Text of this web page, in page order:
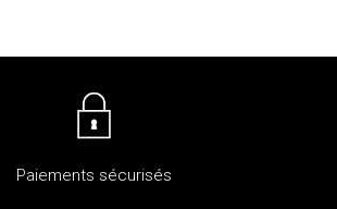
Paiements sécurisés